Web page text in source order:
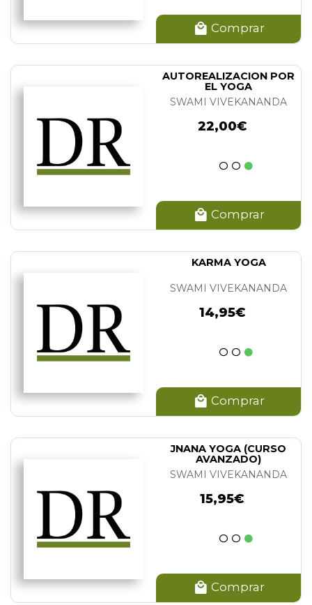
Comprar
AUTOREALIZACION POR
EL YOGA
SWAMI VIVEKANANDA
22,00€
Comprar
KARMA YOGA
SWAMI VIVEKANANDA
14,95€
Comprar
JNANA YOGA (CURSO
AVANZADO)
SWAMI VIVEKANANDA
15,95€
Comprar